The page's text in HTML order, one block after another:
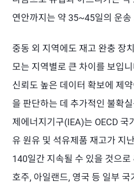
연안까지는 약 35~45일의 운
중동 외 지역에도 재고 완충 장
모는 지역별로 큰 차이를 보입
신뢰도 높은 데이터 확보에 제
을 판단하는 데 추가적인 불확
제에너지기구(IEA)는 OECD 국
유 원유 및 석유제품 재고가 지
140일간 지속될 수 있을 것으로
호주, 아일랜드, 영국 등 일부 국